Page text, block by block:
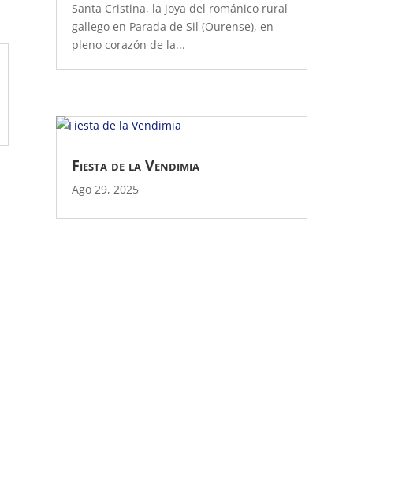
Santa Cristina, la joya del románico rural
gallego en Parada de Sil (Ourense), en
pleno corazón de la...
Fiesta de la Vendimia
Ago 29, 2025